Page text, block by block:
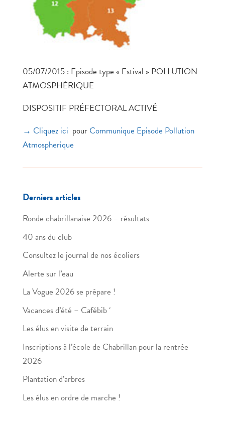
05/07/2015 : Episode type « Estival » POLLUTION
ATMOSPHÉRIQUE
DISPOSITIF PRÉFECTORAL ACTIVÉ
→ Cliquez ici pour Communique Episode Pollution
Atmospherique
Derniers articles
Ronde chabrillanaise 2026 – résultats
40 ans du club
Consultez le journal de nos écoliers
Alerte sur l’eau
La Vogue 2026 se prépare !
Vacances d’été – Cafébib ‘
Les élus en visite de terrain
Inscriptions à l’école de Chabrillan pour la rentrée
2026
Plantation d’arbres
Les élus en ordre de marche !